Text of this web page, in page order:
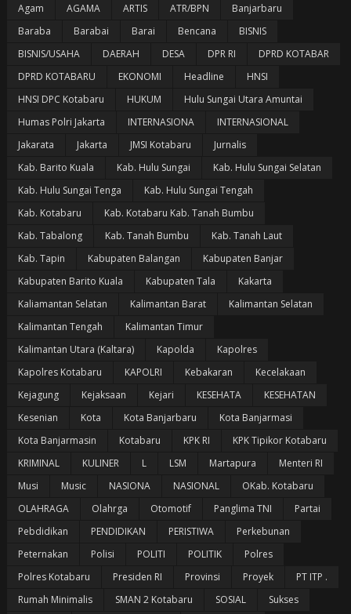
Agam AGAMA ARTIS ATR/BPN
Banjarbaru
Baraba
Barabai Barai Bencana
BISNIS
BISNIS/USAHA
DAERAH DESA DPR RI
DPRD KOTABAR
DPRD KOTABARU
EKONOMI Headline
HNSI
HNSI DPC Kotabaru
HUKUM
Hulu Sungai Utara Amuntai
Humas Polri Jakarta
INTERNASIONA
INTERNASIONAL
Jakarata
Jakarta JMSI Kotabaru
Jurnalis
Kab. Barito Kuala
Kab. Hulu Sungai
Kab. Hulu Sungai Selatan
Kab. Hulu Sungai Tenga
Kab. Hulu Sungai Tengah
Kab. Kotabaru
Kab. Kotabaru Kab. Tanah Bumbu
Kab. Tabalong
Kab. Tanah Bumbu
Kab. Tanah Laut
Kab. Tapin
Kabupaten Balangan
Kabupaten Banjar
Kabupaten Barito Kuala
Kabupaten Tala
Kakarta
Kaliamantan Selatan
Kalimantan Barat
Kalimantan Selatan
Kalimantan Tengah
Kalimantan Timur
Kalimantan Utara (Kaltara)
Kapolda
Kapolres
Kapolres Kotabaru
KAPOLRI Kebakaran
Kecelakaan
Kejagung
Kejaksaan Kejari KESEHATA
KESEHATAN
Kesenian
Kota Kota Banjarbaru
Kota Banjarmasi
Kota Banjarmasin
Kotabaru KPK RI
KPK Tipikor Kotabaru
KRIMINAL
KULINER L LSM Martapura
Menteri RI
Musi
Music NASIONA NASIONAL
OKab. Kotabaru
OLAHRAGA
Olahrga Otomotif Panglima TNI
Partai
Pebdidikan
PENDIDIKAN PERISTIWA
Perkebunan
Peternakan
Polisi POLITI POLITIK
Polres
Polres Kotabaru
Presiden RI Provinsi Proyek
PT ITP .
Rumah Minimalis
SMAN 2 Kotabaru SOSIAL
Sukses